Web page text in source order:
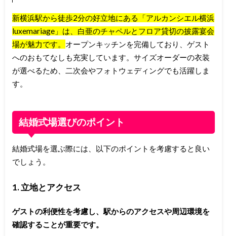
新横浜駅から徒歩2分の好立地にある「アルカンシエル横浜
luxemariage」は、白亜のチャペルとフロア貸切の披露宴会
場が魅力です。 オープンキッチンを完備しており、ゲスト
へのおもてなしも充実しています。サイズオーダーの衣装
が選べるため、二次会やフォトウェディングでも活躍しま
す。
結婚式場選びのポイント
結婚式場を選ぶ際には、以下のポイントを考慮すると良い
でしょう。
1. 立地とアクセス
ゲストの利便性を考慮し、駅からのアクセスや周辺環境を
確認することが重要です。